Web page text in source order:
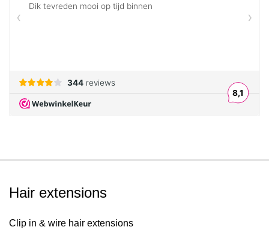
Hair extensions
Clip in & wire hair extensions